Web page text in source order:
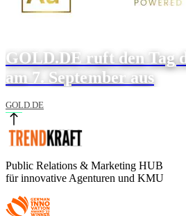
GOLD.DE ruft den Tag
am 7. September aus
GOLD.DE
Public Relations & Marketing HUB
für innovative Agenturen und KMU